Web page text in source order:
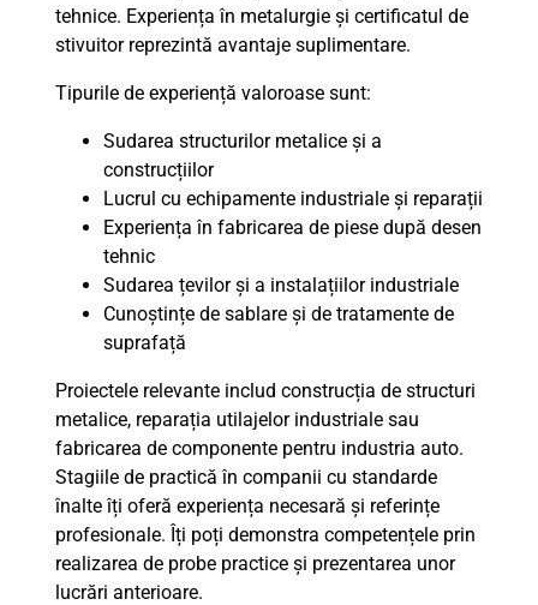
tehnice. Experiența în metalurgie și certificatul de
stivuitor reprezintă avantaje suplimentare.
Tipurile de experiență valoroase sunt:
Sudarea structurilor metalice și a
construcțiilor
Lucrul cu echipamente industriale și reparații
Experiența în fabricarea de piese după desen
tehnic
Sudarea țevilor și a instalațiilor industriale
Cunoștințe de sablare și de tratamente de
suprafață
Proiectele relevante includ construcția de structuri
metalice, reparația utilajelor industriale sau
fabricarea de componente pentru industria auto.
Stagiile de practică în companii cu standarde
înalte îți oferă experiența necesară și referințe
profesionale. Îți poți demonstra competențele prin
realizarea de probe practice și prezentarea unor
lucrări anterioare.